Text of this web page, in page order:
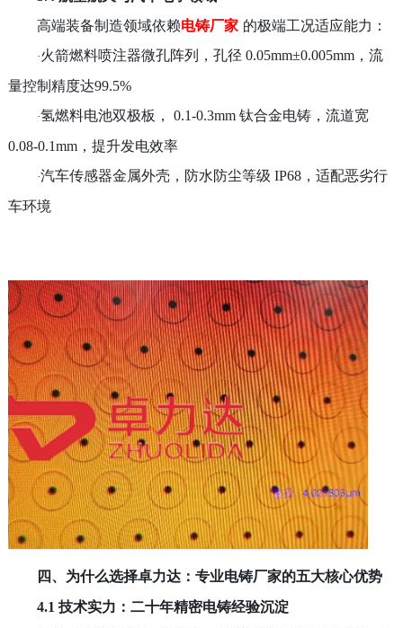
高端装备制造领域依赖电铸厂家 的极端工况适应能力：
·火箭燃料喷注器微孔阵列，孔径 0.05mm±0.005mm，流
量控制精度达99.5%
·氢燃料电池双极板， 0.1-0.3mm 钛合金电铸，流道宽
0.08-0.1mm，提升发电效率
·汽车传感器金属外壳，防水防尘等级 IP68，适配恶劣行
车环境
四、为什么选择卓力达：专业电铸厂家的五大核心优势
4.1 技术实力：二十年精密电铸经验沉淀